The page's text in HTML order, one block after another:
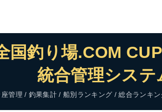
国釣り場.COM
統合管理システ
座管理 / 釣果集計 / 船別ランキング / 総合ランキ